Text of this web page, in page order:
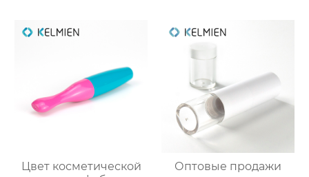
Цвет косметической
Оптовые продажи